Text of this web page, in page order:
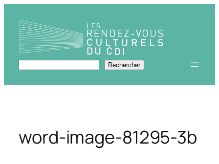
contenu
Rechercher Rechercher
word-image-81295-3b